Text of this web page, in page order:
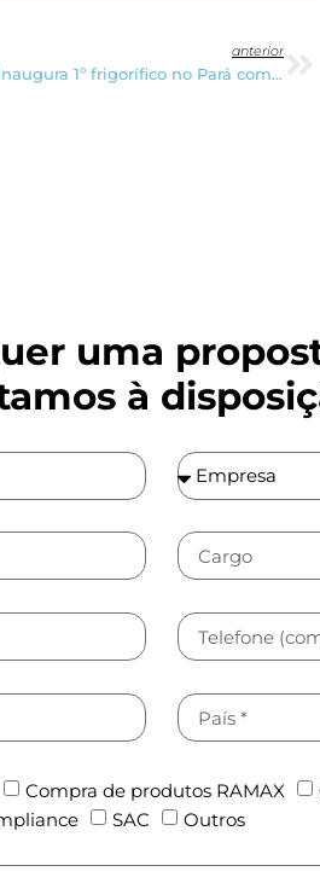
anterior
Multinacional inaugura 1º frigorífico no Pará com capacidade de 400 abates diários
uma
à
Compra de produtos RAMAX
SAC Outros